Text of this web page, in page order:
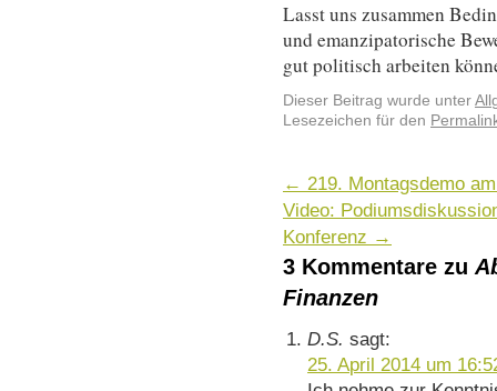
Lasst uns zusammen
und emanzipatorische
gut politisch arbeiten
Dieser Beitrag wurde unter
Lesezeichen für den
← 219. Montagsdemo
Video:
Konferenz →
3 Kommentare zu
Finanzen
D.S. sagt:
25. April 2014 um